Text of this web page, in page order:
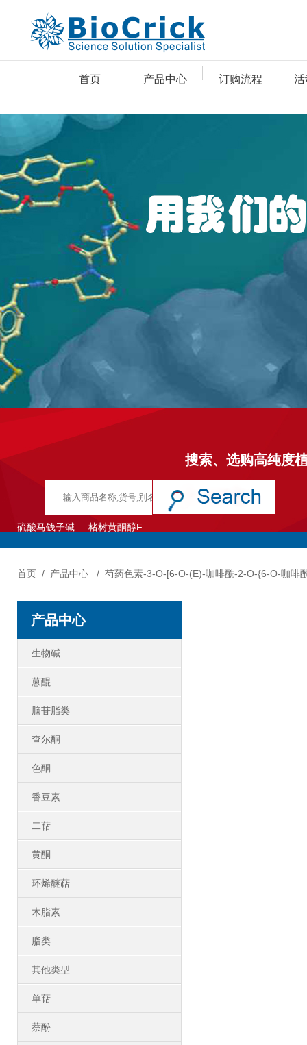
首页 产品中心 订购流程 活
搜索、选购高纯度
硫酸马钱子碱 楮树黄酮醇F
首页/ 产品中心/ 芍药色素-3-O-[6-O-(E)-咖啡酰-2-O-{6-O-咖啡
产品中心
生物碱
蒽醌
脑苷脂类
查尔酮
色酮
香豆素
二萜
黄酮
环烯醚萜
木脂素
脂类
其他类型
单萜
萘酚